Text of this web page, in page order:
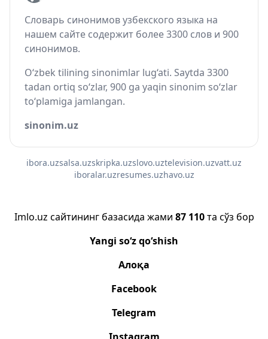
Словарь синонимов узбекского языка на
нашем сайте содержит более 3300 слов и 900
синонимов.
O‘zbek tilining sinonimlar lug‘ati. Saytda 3300
tadan ortiq so‘zlar, 900 ga yaqin sinonim so‘zlar
to‘plamiga jamlangan.
sinonim.uz
ibora.uzsalsa.uzskripka.uzslovo.uztelevision.uzvatt.uz
iboralar.uzresumes.uzhavo.uz
Imlo.uz сайтининг базасида жами 87 110та сўз бор
Yangi so‘z qo‘shish
Алоқа
Facebook
Telegram